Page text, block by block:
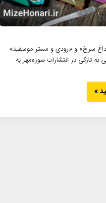
سرخ» و «رودی و مستر موسفید»
تازگی در انتشارات سوره‌مهر به
»